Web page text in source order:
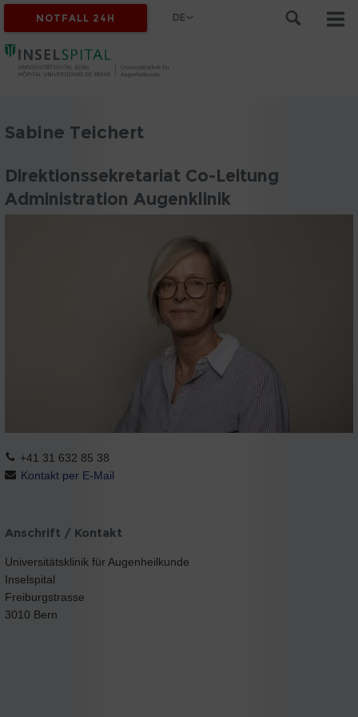
NOTFALL 24H DE
Sabine Teichert
Direktionssekretariat Co-Leitung
Administration Augenklinik
+41 31 632 85 38
Kontakt per E-Mail
Anschrift / Kontakt
Universitätsklinik für Augenheilkunde
Inselspital
Freiburgstrasse
3010 Bern